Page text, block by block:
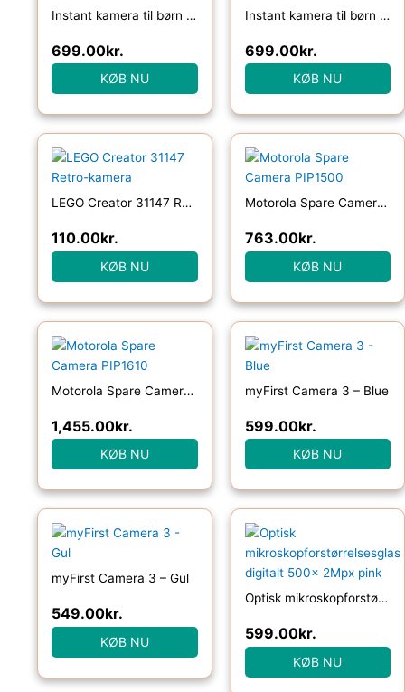
Instant kamera til børn 1GB 24mpx grøn
699.00kr.
KØB NU
Instant kamera til børn 1GB 24mpx hvid
699.00kr.
KØB NU
LEGO Creator 31147 Retro-kamera
110.00kr.
KØB NU
Motorola Spare Camera PIP1500
763.00kr.
KØB NU
Motorola Spare Camera PIP1610
1,455.00kr.
KØB NU
myFirst Camera 3 – Blue
599.00kr.
KØB NU
myFirst Camera 3 – Gul
549.00kr.
KØB NU
Optisk mikroskopforstørrelsesglas digitalt 500x 2Mpx pink
599.00kr.
KØB NU